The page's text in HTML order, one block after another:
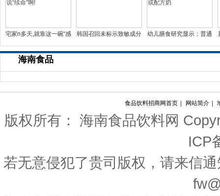
宅家n多天,就靠这一碗“感
韩国召回未标示致敏成分
幼儿膳食研究显示：普通
海南食品
食品饮料招商网首页 网站简介
版权所有： 海南食品饮料网
ICP
若无意侵犯了贵司版权，请来信